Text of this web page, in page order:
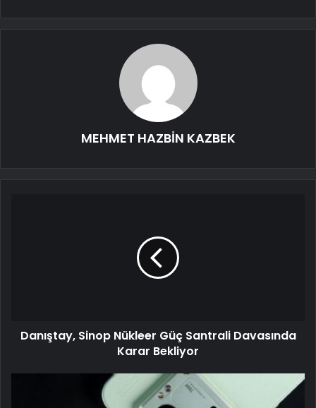
MEHMET HAZBİN KAZBEK
Danıştay, Sinop Nükleer Güç Santrali Davasında
Karar Bekliyor